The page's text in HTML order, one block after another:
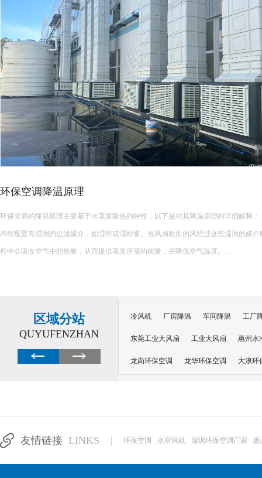
环保空调降温原理
环保空调的降温原理主要基于水蒸发吸热的特性，以下是对其降温原理的详细解释： 一、核心原理 环保空调
内部配置有湿润的过滤媒介，如湿帘或湿纱窗。当风扇吹出的风经过这些湿润的媒
程中会吸收空气中的热量，从而提供蒸发所需的能量，并降低空气温度。 ...
区域分站
QUYUFENZHAN
冷风机 厂房降温 车间降温 工厂
东莞工业大风扇 工业大风扇 惠州水
龙岗环保空调 龙华环保空调 大浪环
友情链接 LINKS 环保空调 水帘风机 深圳环保空调厂家 惠